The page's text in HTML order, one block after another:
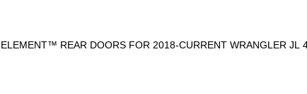
ELEMENT™ REAR DOORS FOR 2018-CURRENT WRANGLER JL